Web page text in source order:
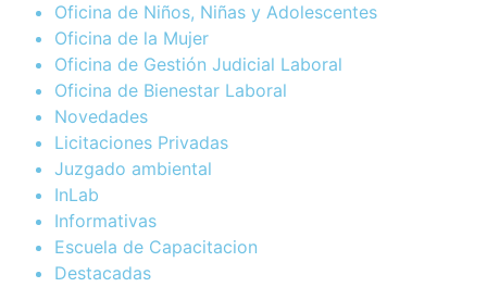
Oficina de Niños, Niñas y Adolescentes
Oficina de la Mujer
Oficina de Gestión Judicial Laboral
Oficina de Bienestar Laboral
Novedades
Licitaciones Privadas
Juzgado ambiental
InLab
Informativas
Escuela de Capacitacion
Destacadas